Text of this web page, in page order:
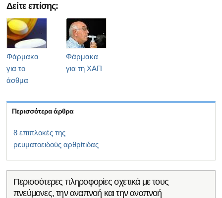
Δείτε επίσης:
Φάρμακα
για το
άσθμα
Φάρμακα
για τη ΧΑΠ
Περισσότερα άρθρα
8 επιπλοκές της
ρευματοειδούς αρθρίτιδας
Περισσότερες πληροφορίες σχετικά με τους
πνεύμονες, την αναπνοή και την αναπνοή